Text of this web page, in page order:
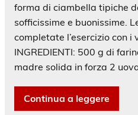
forma di ciambella tipiche
sofficissime e buonissime.
completate l’esercizio con i
INGREDIENTI: 500 g di
madre solida in forza 2
Continua a leggere